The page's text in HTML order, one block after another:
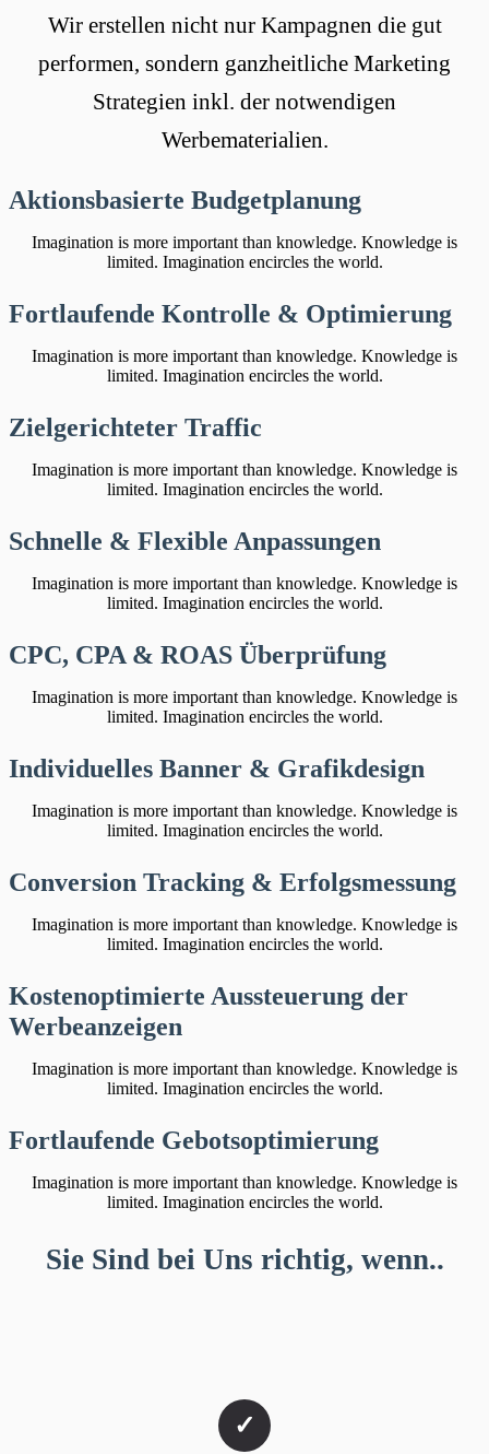
Wir erstellen nicht nur Kampagnen die gut
performen, sondern ganzheitliche Marketing
Strategien inkl. der notwendigen
Werbematerialien.
Aktionsbasierte Budgetplanung
Imagination is more important than knowledge. Knowledge is
limited. Imagination encircles the world.
Fortlaufende Kontrolle & Optimierung
Imagination is more important than knowledge. Knowledge is
limited. Imagination encircles the world.
Zielgerichteter Traffic
Imagination is more important than knowledge. Knowledge is
limited. Imagination encircles the world.
Schnelle & Flexible Anpassungen
Imagination is more important than knowledge. Knowledge is
limited. Imagination encircles the world.
CPC, CPA & ROAS Überprüfung
Imagination is more important than knowledge. Knowledge is
limited. Imagination encircles the world.
Individuelles Banner & Grafikdesign
Imagination is more important than knowledge. Knowledge is
limited. Imagination encircles the world.
Conversion Tracking & Erfolgsmessung
Imagination is more important than knowledge. Knowledge is
limited. Imagination encircles the world.
Kostenoptimierte Aussteuerung der
Werbeanzeigen
Imagination is more important than knowledge. Knowledge is
limited. Imagination encircles the world.
Fortlaufende Gebotsoptimierung
Imagination is more important than knowledge. Knowledge is
limited. Imagination encircles the world.
Sie Sind bei Uns richtig, wenn..